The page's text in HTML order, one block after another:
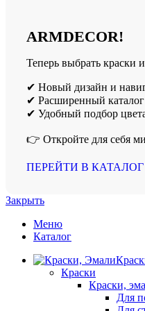
ARMDECOR!
Теперь выбрать краски
✔ Новый дизайн и
✔ Расширенный каталог
✔ Удобный подбор
👉 Откройте для себя
ПЕРЕЙТИ В КАТАЛОГ
Закрыть
Меню
Каталог
Краски
Краски,
Для